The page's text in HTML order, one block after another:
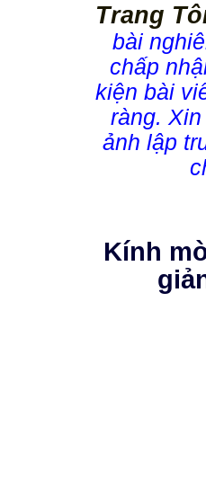
Trang
bài
chấp
kiện bài
ràng.
ảnh lập
Kính